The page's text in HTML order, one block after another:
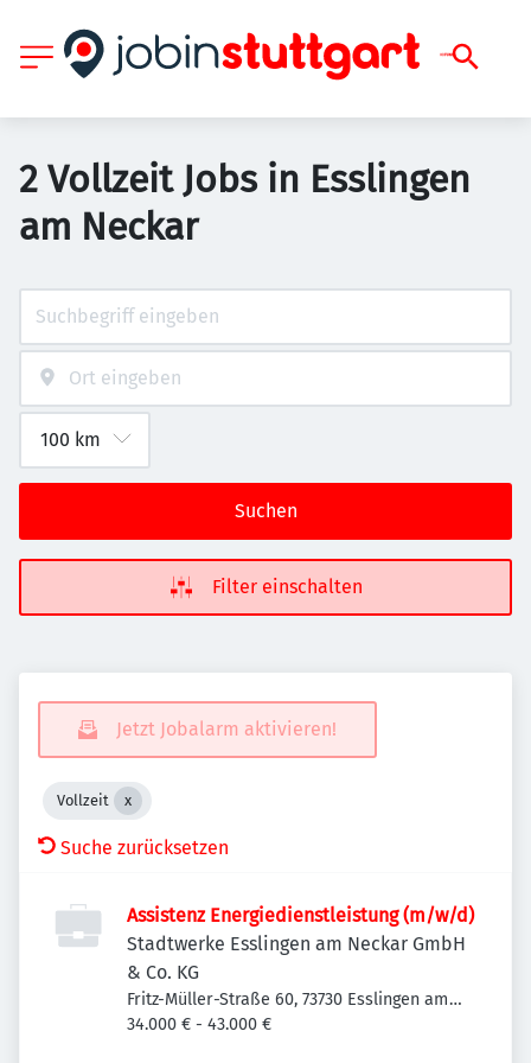
2 Vollzeit Jobs in Esslingen
am Neckar
Suchen
Filter einschalten
Jetzt Jobalarm aktivieren!
Vollzeit
Suche zurücksetzen
Assistenz Energiedienstleistung (m/w/d)
Stadtwerke Esslingen am Neckar GmbH
& Co. KG
Fritz-Müller-Straße 60, 73730 Esslingen am
Neckar-Oberesslingen, Deutschland
34.000 € - 43.000 €